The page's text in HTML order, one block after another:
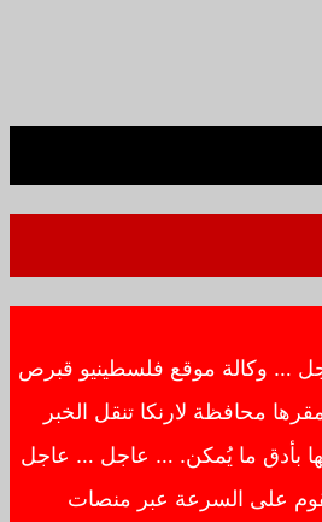
… وكالة موقع فلسطينيو قبرص
محافظة لارنكا تنقل الخبر
بأدق ما يُمكن. … عاجل … عاجل
على السرعة عبر منصات